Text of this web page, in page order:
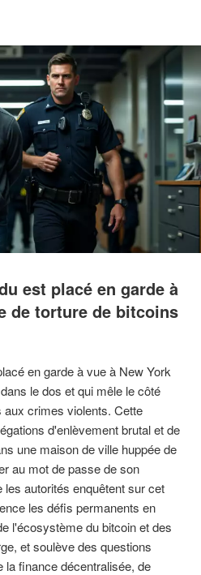
est placé en garde à
de torture de bitcoins
en garde à vue à New York
le dos et qui mêle le côté
crimes violents. Cette
d'enlèvement brutal et de
une maison de ville huppée de
au mot de passe de son
autorités enquêtent sur cet
les défis permanents en
l'écosystème du bitcoin et des
et soulève des questions
finance décentralisée, de